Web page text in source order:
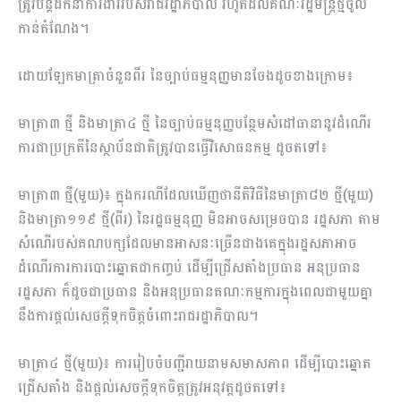
កាន់តំណែង។
ដោយឡែកមាត្រាចំនួនពីរ នៃច្បាប់ធម្មនុញ្ញមានចែងដូចខាងក្រោម៖
មាត្រា៣ ថ្មី និងមាត្រា៤ ថ្មី នៃច្បាប់ធម្មនុញ្ញបន្ថែមសំដៅធានានូវដំណើរ
ការជាប្រក្រតីនៃស្ថាប័នជាតិត្រូវបានធ្វើវិសោធនកម្ម ដូចតទៅ៖
មាត្រា៣ ថ្មី(មួយ)៖ ក្នុងករណីដែលឃើញថានីតិវិធីនៃមាត្រា៨២ ថ្មី(មួយ)
និងមាត្រា១១៩ ថ្មី(ពីរ) នៃរដ្ឋធម្មនុញ្ញ មិនអាចសម្រេចបាន រដ្ឋសភា តាម
សំណើរបស់គណបក្សដែលមានអាសនៈច្រើនជាងគេក្នុងរដ្ឋសភាអាច
ដំណើរការការបោះឆ្នោតជាកញ្ចប់ ដើម្បីជ្រើសតាំងប្រធាន អនុប្រធាន
រដ្ឋសភា ក៏ដូចជាប្រធាន និងអនុប្រធានគណៈកម្មការក្នុងពេលជាមួយគ្នា
នឹងការផ្ដល់សេចក្តីទុកចិត្តចំពោះរាជរដ្ឋាភិបាល។
មាត្រា៤ ថ្មី(មួយ)៖ ការរៀបចំបញ្ជីរាយនាមសមាសភាព ដើម្បីបោះឆ្នោត
ជ្រើសតាំង និងផ្តល់សេចក្តីទុកចិត្តត្រូវអនុវត្តដូចតទៅ៖